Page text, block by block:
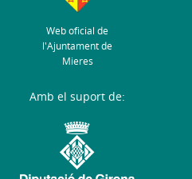
Web oficial de
l'Ajuntament de
Mieres
Amb el suport de: